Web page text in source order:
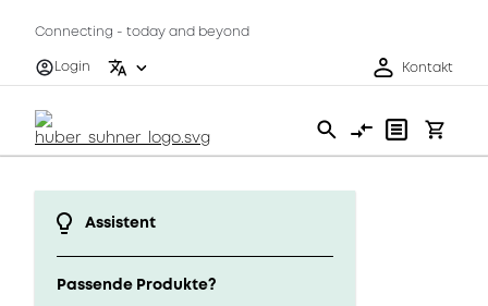
Connecting - today and beyond
Login
Kontakt
Assistent
Passende Produkte?